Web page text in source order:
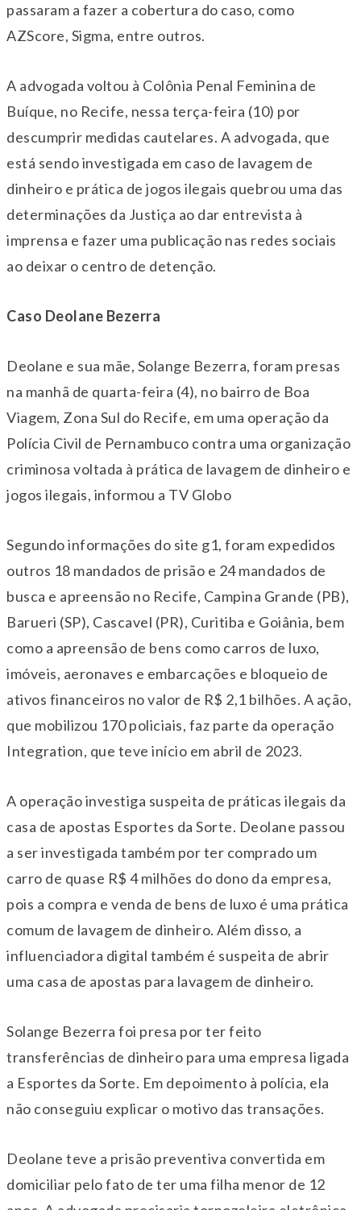
passaram a fazer a cobertura do caso, como
AZScore, Sigma, entre outros.
A advogada voltou à Colônia Penal Feminina de
Buíque, no Recife, nessa terça-feira (10) por
descumprir medidas cautelares. A advogada, que
está sendo investigada em caso de lavagem de
dinheiro e prática de jogos ilegais quebrou uma das
determinações da Justiça ao dar entrevista à
imprensa e fazer uma publicação nas redes sociais
ao deixar o centro de detenção.
Caso Deolane Bezerra
Deolane e sua mãe, Solange Bezerra, foram presas
na manhã de quarta-feira (4), no bairro de Boa
Viagem, Zona Sul do Recife, em uma operação da
Polícia Civil de Pernambuco contra uma organização
criminosa voltada à prática de lavagem de dinheiro e
jogos ilegais, informou a TV Globo
Segundo informações do site g1, foram expedidos
outros 18 mandados de prisão e 24 mandados de
busca e apreensão no Recife, Campina Grande (PB),
Barueri (SP), Cascavel (PR), Curitiba e Goiânia, bem
como a apreensão de bens como carros de luxo,
imóveis, aeronaves e embarcações e bloqueio de
ativos financeiros no valor de R$ 2,1 bilhões. A ação,
que mobilizou 170 policiais, faz parte da operação
Integration, que teve início em abril de 2023.
A operação investiga suspeita de práticas ilegais da
casa de apostas Esportes da Sorte. Deolane passou
a ser investigada também por ter comprado um
carro de quase R$ 4 milhões do dono da empresa,
pois a compra e venda de bens de luxo é uma prática
comum de lavagem de dinheiro. Além disso, a
influenciadora digital também é suspeita de abrir
uma casa de apostas para lavagem de dinheiro.
Solange Bezerra foi presa por ter feito
transferências de dinheiro para uma empresa ligada
a Esportes da Sorte. Em depoimento à polícia, ela
não conseguiu explicar o motivo das transações.
Deolane teve a prisão preventiva convertida em
domiciliar pelo fato de ter uma filha menor de 12